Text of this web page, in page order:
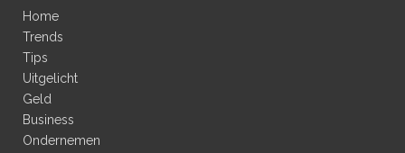
Home
Trends
Tips
Uitgelicht
Geld
Business
Ondernemen